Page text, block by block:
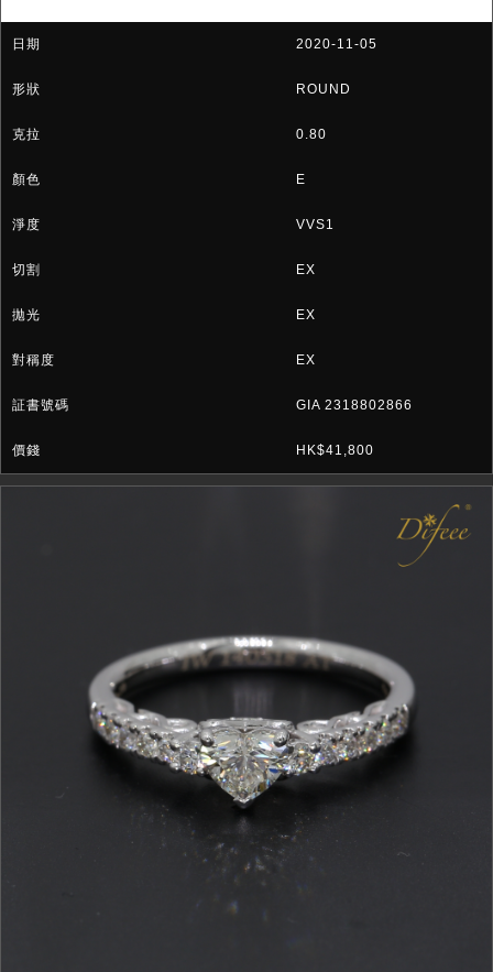
2020-11-05
ROUND
0.80
E
VVS1
EX
EX
EX
GIA 2318802866
HK$41,800